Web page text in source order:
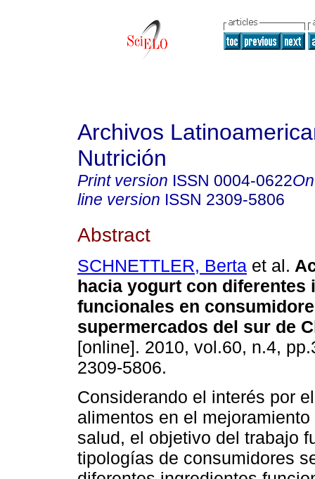
Archivos
Nutrición
Print version ISSN 0004-0622
line version ISSN 2309-5806
Abstract
SCHNETTLER, Berta et al.
hacia yogurt con diferentes
funcionales en
supermercados del sur de
[online]. 2010, vol.60, n.4,
2309-5806.
Considerando el interés por
alimentos en el
salud, el objetivo del trabajo
tipologías de consumidores